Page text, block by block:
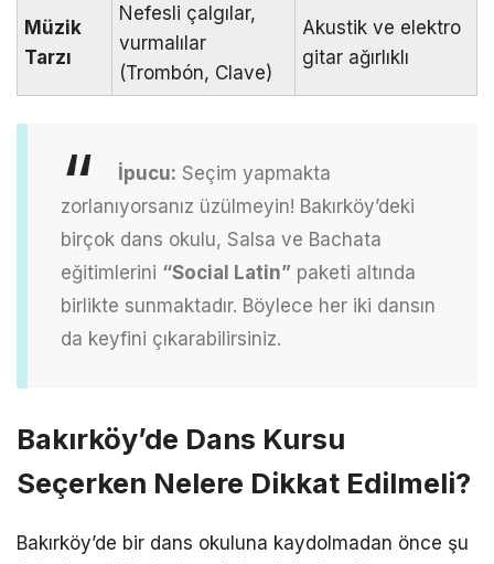
Müzik
Tarzı
Nefesli çalgılar,
vurmalılar
(Trombón, Clave)
Akustik ve elektro
gitar ağırlıklı
İpucu: Seçim yapmakta
zorlanıyorsanız üzülmeyin! Bakırköy’deki
birçok dans okulu, Salsa ve Bachata
eğitimlerini “Social Latin” paketi altında
birlikte sunmaktadır. Böylece her iki dansın
da keyfini çıkarabilirsiniz.
Bakırköy’de Dans Kursu
Seçerken Nelere Dikkat Edilmeli?
Bakırköy’de bir dans okuluna kaydolmadan önce şu